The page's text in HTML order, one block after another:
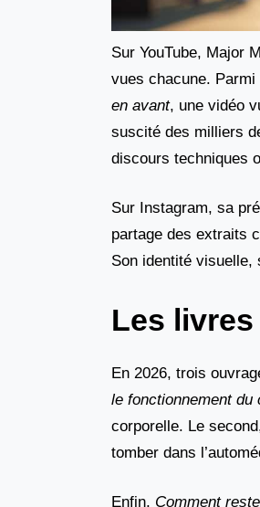
Sur YouTube, Major
vues chacune.
en avant, une vidéo
suscité des milliers
discours techniques
Sur Instagram, sa
partage des extraits
Son identité visuelle,
Les
En 2026, trois
le fonctionnement du
corporelle. Le
tomber dans
Enfin, Comment